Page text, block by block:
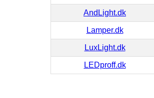
AndLight.dk
Lamper.dk
LuxLight.dk
LEDproff.dk